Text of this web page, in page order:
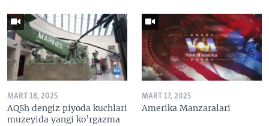
MART 18, 2025
AQSh dengiz piyoda kuchlari
muzeyida yangi ko’rgazma
MART 17, 2025
Amerika Manzaralari